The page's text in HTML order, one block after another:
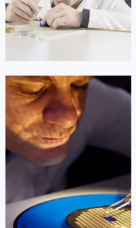
凯罗尔·切尔西
资深雷达技师
是雷达维修服务中心
(雷达保养维修中心)
的高级技师之一
Beijing Rado Maintain center
北京雷达维修